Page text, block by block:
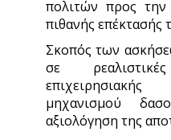
πολιτών προς την
πιθανής επέκτασής
Σκοπός των
σε
μηχανισμού
αξιολόγηση της